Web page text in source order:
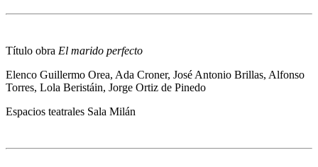
Título obra El marido perfecto
Elenco Guillermo Orea, Ada Croner, José Antonio Brillas, Alfonso
Torres, Lola Beristáin, Jorge Ortiz de Pinedo
Espacios teatrales Sala Milán